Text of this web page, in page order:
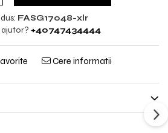
FASG17048-xlr
ajutor? +40747434444
Cere informatii